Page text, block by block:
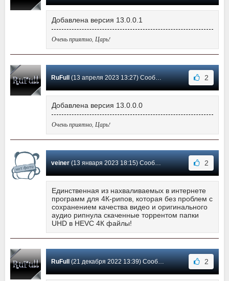
Добавлена версия 13.0.0.1
Очень приятно, Царь!
RuFull(13 апреля 2023 13:27) Сообщение #54 2
Добавлена версия 13.0.0.0
Очень приятно, Царь!
veiner(13 января 2023 18:15) Сообщение #53 2
Единственная из нахваливаемых в интернете
программ для 4К-рипов, которая без проблем с
сохранением качества видео и оригинального
аудио рипнула скаченные торрентом папки
UHD в HEVC 4К файлы!
RuFull(21 декабря 2022 13:39) Сообщение #52 2